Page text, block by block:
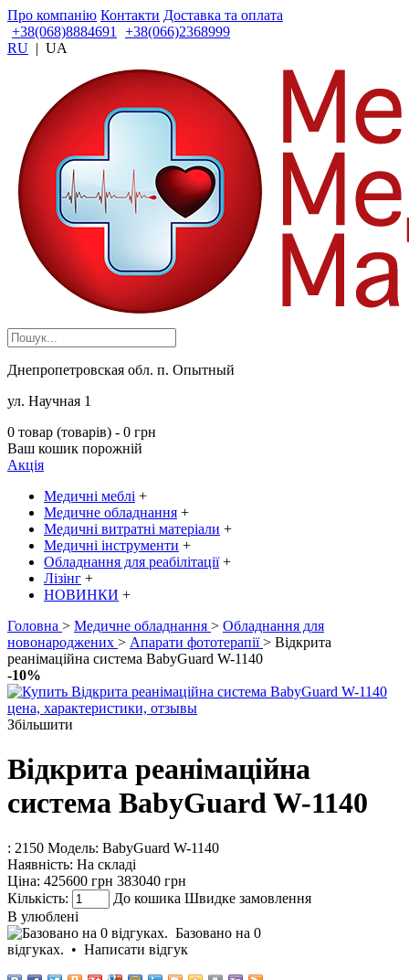
Про компанію Контакти Доставка та оплата
+38(068)8884691
+38(066)2368999
RU | UA
Днепропетровская обл. п. Опытный
ул. Научная 1
0 товар (товарів) - 0 грн
Ваш кошик порожній
Акція
Медичні меблі +
Медичне обладнання +
Медичні витратні матеріали +
Медичні інструменти +
Обладнання для реабілітації +
Лізінг +
НОВИНКИ +
Головна > Медичне обладнання > Обладнання для
новонароджених > Апарати фототерапії > Відкрита
реанімаційна система BabyGuard W-1140
-10%
Збільшити
Відкрита реанімаційна
система BabyGuard W-1140
: 2150 Модель: BabyGuard W-1140
Наявність: На складі
Ціна: 425600 грн 383040 грн
Кількість:
До кошика Швидке замовлення
В улюблені
Базовано на 0
відгуках. • Написати відгук